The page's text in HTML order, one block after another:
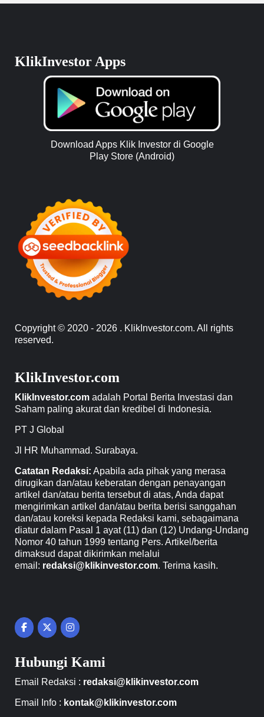
KlikInvestor Apps
Download Apps Klik Investor di Google
Play Store (Android)
Copyright © 2020 - 2026 . KlikInvestor.com. All rights
reserved.
KlikInvestor.com
KlikInvestor.com adalah Portal Berita Investasi dan
Saham paling akurat dan kredibel di Indonesia.
PT J Global
Jl HR Muhammad. Surabaya.
Catatan Redaksi: Apabila ada pihak yang merasa
dirugikan dan/atau keberatan dengan penayangan
artikel dan/atau berita tersebut di atas, Anda dapat
mengirimkan artikel dan/atau berita berisi sanggahan
dan/atau koreksi kepada Redaksi kami, sebagaimana
diatur dalam Pasal 1 ayat (11) dan (12) Undang-Undang
Nomor 40 tahun 1999 tentang Pers. Artikel/berita
dimaksud dapat dikirimkan melalui
email: redaksi@klikinvestor.com. Terima kasih.
Hubungi Kami
Email Redaksi : redaksi@klikinvestor.com
Email Info : kontak@klikinvestor.com